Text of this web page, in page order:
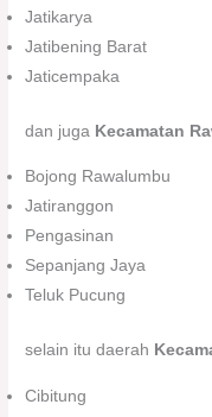
Jatikarya
Jatibening Barat
Jaticempaka
dan juga Kecamatan
Bojong Rawalumbu
Jatiranggon
Pengasinan
Sepanjang Jaya
Teluk Pucung
selain itu daerah
Cibitung